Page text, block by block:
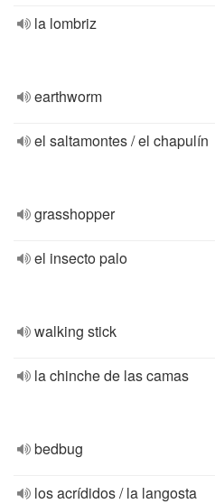
la lombriz
earthworm
el saltamontes / el chapulín
grasshopper
el insecto palo
walking stick
la chinche de las camas
bedbug
los acrídidos / la langosta